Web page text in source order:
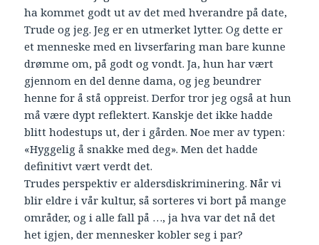
ha kommet godt ut av det med hverandre på date,
Trude og jeg. Jeg er en utmerket lytter. Og dette er
et menneske med en livserfaring man bare kunne
drømme om, på godt og vondt. Ja, hun har vært
gjennom en del denne dama, og jeg beundrer
henne for å stå oppreist. Derfor tror jeg også at hun
må være dypt reflektert. Kanskje det ikke hadde
blitt hodestups ut, der i gården. Noe mer av typen:
«Hyggelig å snakke med deg». Men det hadde
definitivt vært verdt det.
Trudes perspektiv er aldersdiskriminering. Når vi
blir eldre i vår kultur, så sorteres vi bort på mange
områder, og i alle fall på …, ja hva var det nå det
het igjen, der mennesker kobler seg i par?